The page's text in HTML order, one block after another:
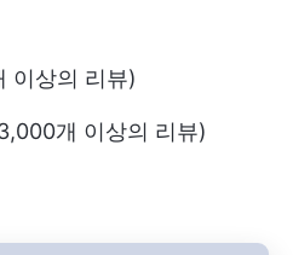
이상의 리뷰)
개 이상의 리뷰)